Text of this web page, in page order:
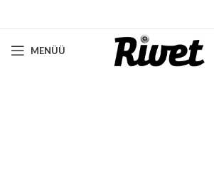
MENÜÜ